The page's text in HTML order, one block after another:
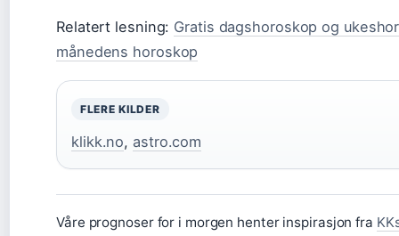
Relatert lesning: Gratis dagshoroskop og
månedens horoskop
FLERE KILDER
klikk.no, astro.com
Våre prognoser for i morgen henter inspirasjon fra